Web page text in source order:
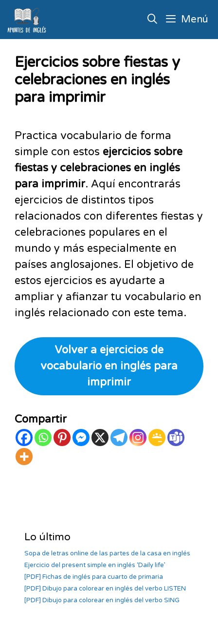
Menú
Ejercicios sobre fiestas y
celebraciones en inglés
para imprimir
Practica vocabulario de forma
simple con estos ejercicios sobre
fiestas y celebraciones en inglés
para imprimir. Aquí encontrarás
ejercicios de distintos tipos
relacionados con diferentes fiestas y
celebraciones populares en el
mundo y más especialmente en
países anglosajones. El objetivo de
estos ejercicios es ayudarte a
ampliar y afianzar tu vocabulario en
inglés relacionado con este tema.
Volver a ejercicios de
vocabulario en inglés para
imprimir
Compartir
Lo último
Sopa de letras online de las partes de la casa en inglés
Ejercicio del present simple en inglés ‘Daily life’
[PDF] Fichas de inglés para cuarto de primaria
[PDF] Dibujo para colorear en inglés del verbo LISTEN
[PDF] Dibujo para colorear en inglés del verbo SING